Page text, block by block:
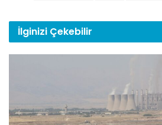
İlginizi Çekebilir